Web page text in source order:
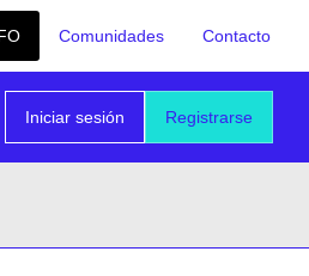
Comunidades Contacto
Registrarse
Iniciar sesión